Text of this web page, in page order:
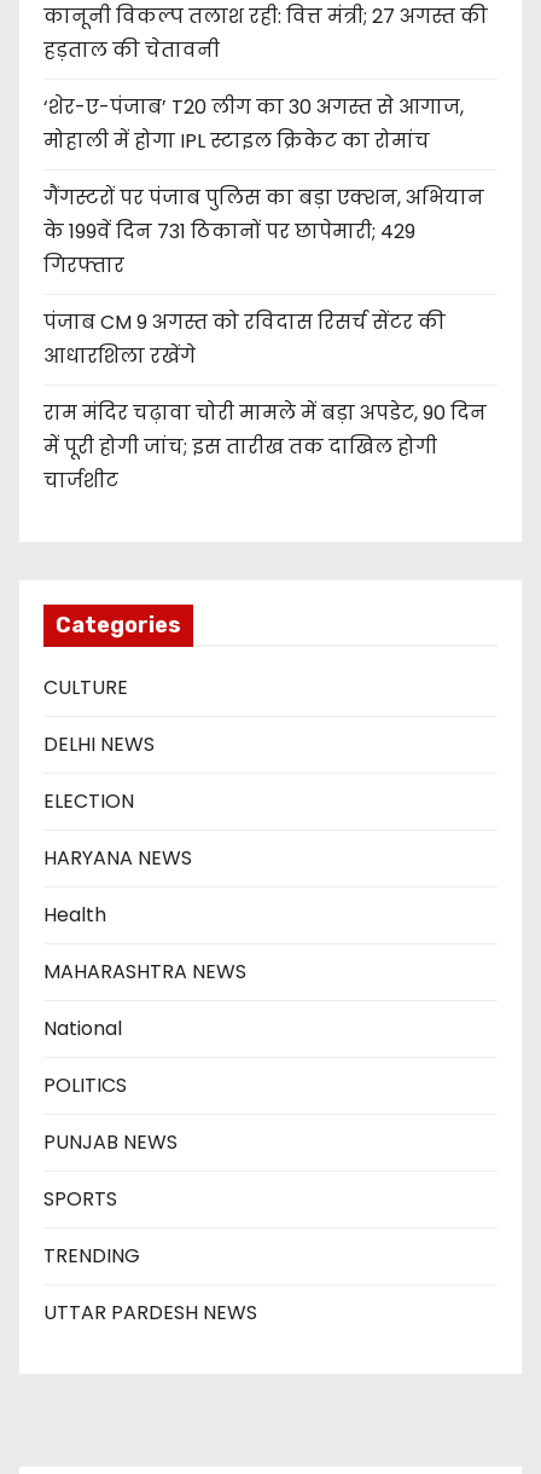
कानूनी विकल्प तलाश रही: वित्त मंत्री; 27 अगस्त की
हड़ताल की चेतावनी
‘शेर-ए-पंजाब’ T20 लीग का 30 अगस्त से आगाज,
मोहाली में होगा IPL स्टाइल क्रिकेट का रोमांच
गैंगस्टरों पर पंजाब पुलिस का बड़ा एक्शन, अभियान
के 199वें दिन 731 ठिकानों पर छापेमारी; 429
गिरफ्तार
पंजाब CM 9 अगस्त को रविदास रिसर्च सेंटर की
आधारशिला रखेंगे
राम मंदिर चढ़ावा चोरी मामले में बड़ा अपडेट, 90 दिन
में पूरी होगी जांच; इस तारीख तक दाखिल होगी
चार्जशीट
Categories
CULTURE
DELHI NEWS
ELECTION
HARYANA NEWS
Health
MAHARASHTRA NEWS
National
POLITICS
PUNJAB NEWS
SPORTS
TRENDING
UTTAR PARDESH NEWS